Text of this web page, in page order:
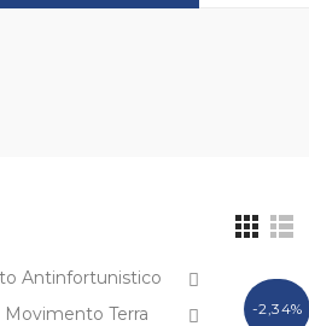
-2,34%
Antinfortunistico
Terra